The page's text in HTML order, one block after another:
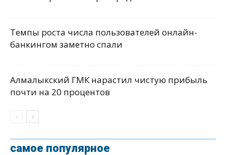
Темпы роста числа пользователей онлайн-
банкингом заметно спали
Алмалыкский ГМК нарастил чистую прибыль
почти на 20 процентов
самое популярное